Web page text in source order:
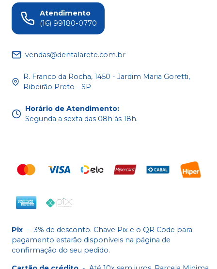
Atendimento
(16) 99180-0770
vendas@dentalarete.com.br
R. Franco da Rocha, 1450 - Jardim Maria Goretti,
Ribeirão Preto - SP
Horário de Atendimento:
Segunda a sexta das 08h às 18h.
Pix - 3% de desconto. Chave Pix e o QR Code para
pagamento estarão disponíveis na página de
confirmação do seu pedido.